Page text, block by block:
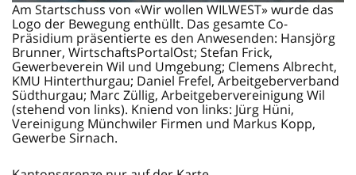
Am Startschuss von «Wir wollen WILWEST» wurde das
Logo der Bewegung enthüllt. Das gesamte Co-
Präsidium präsentierte es den Anwesenden: Hansjörg
Brunner, WirtschaftsPortalOst; Stefan Frick,
Gewerbeverein Wil und Umgebung; Clemens Albrecht,
KMU Hinterthurgau; Daniel Frefel, Arbeitgeberverband
Südthurgau; Marc Züllig, Arbeitgebervereinigung Wil
(stehend von links). Kniend von links: Jürg Hüni,
Vereinigung Münchwiler Firmen und Markus Kopp,
Gewerbe Sirnach.